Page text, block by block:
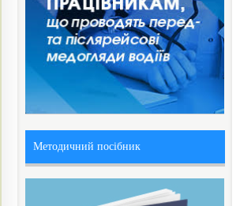
Методичний посібник